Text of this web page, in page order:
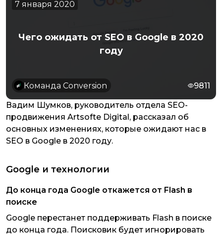
7 января 2020
Чего ожидать от SEO в Google в 2020
году
Команда Conversion 9811
Вадим Шумков, руководитель отдела SEO-
продвижения Artsofte Digital, рассказал об
основных изменениях, которые ожидают нас в
SEO в Google в 2020 году.
Google и технологии
До конца года Google откажется от Flash в
поиске
Google перестанет поддерживать Flash в поиске
до конца года. Поисковик будет игнорировать